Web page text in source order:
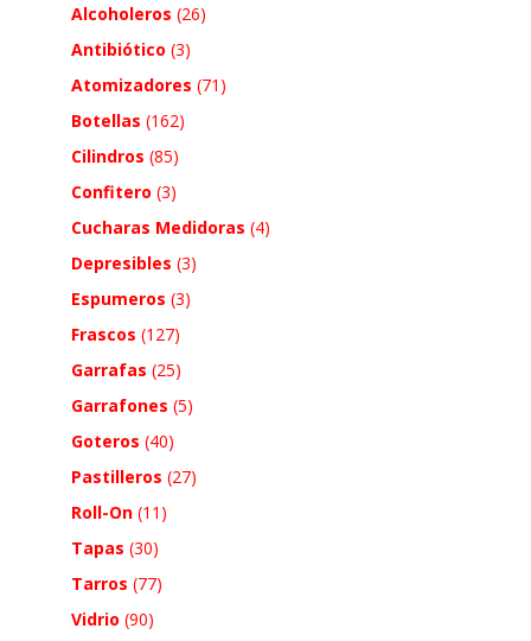
Alcoholeros (26)
Antibiótico (3)
Atomizadores (71)
Botellas (162)
Cilindros (85)
Confitero (3)
Cucharas Medidoras (4)
Depresibles (3)
Espumeros (3)
Frascos (127)
Garrafas (25)
Garrafones (5)
Goteros (40)
Pastilleros (27)
Roll-On (11)
Tapas (30)
Tarros (77)
Vidrio (90)